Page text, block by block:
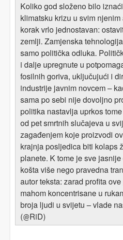
Koliko god složeno bilo
klimatsku krizu u svim
korak vrlo jednostavan:
zemlji. Zamjenska
samo politička odluka.
i dalje upregnute u
fosilnih goriva, uključujući i
industrije javnim novcem –
sama po sebi nije dovoljno
politika nastavlja uprkos
od pet smrtnih slučajeva u
zagađenjem koje proizvodi
krajnja posljedica biti kolaps
planete. K tome je sve
košta više nego pravedna
autor teksta: zarad profita
mahom koncentrisane u
broja ljudi u svijetu – vlade
(@RiD)